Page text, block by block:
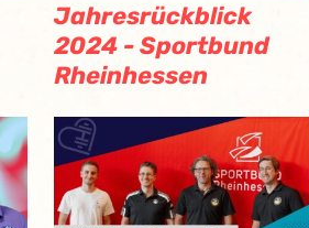
Jahresrückblick
2024 - Sportbund
Rheinhessen